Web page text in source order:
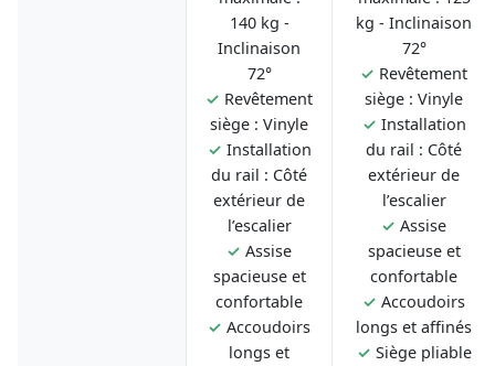
140 kg -
Inclinaison
72°
✓ Revêtement
siège : Vinyle
✓ Installation
du rail : Côté
extérieur de
l’escalier
✓ Assise
spacieuse et
confortable
✓ Accoudoirs
longs et
kg - Inclinaison
72°
✓ Revêtement
siège : Vinyle
✓ Installation
du rail : Côté
extérieur de
l’escalier
✓ Assise
spacieuse et
confortable
✓ Accoudoirs
longs et affinés
✓ Siège pliable